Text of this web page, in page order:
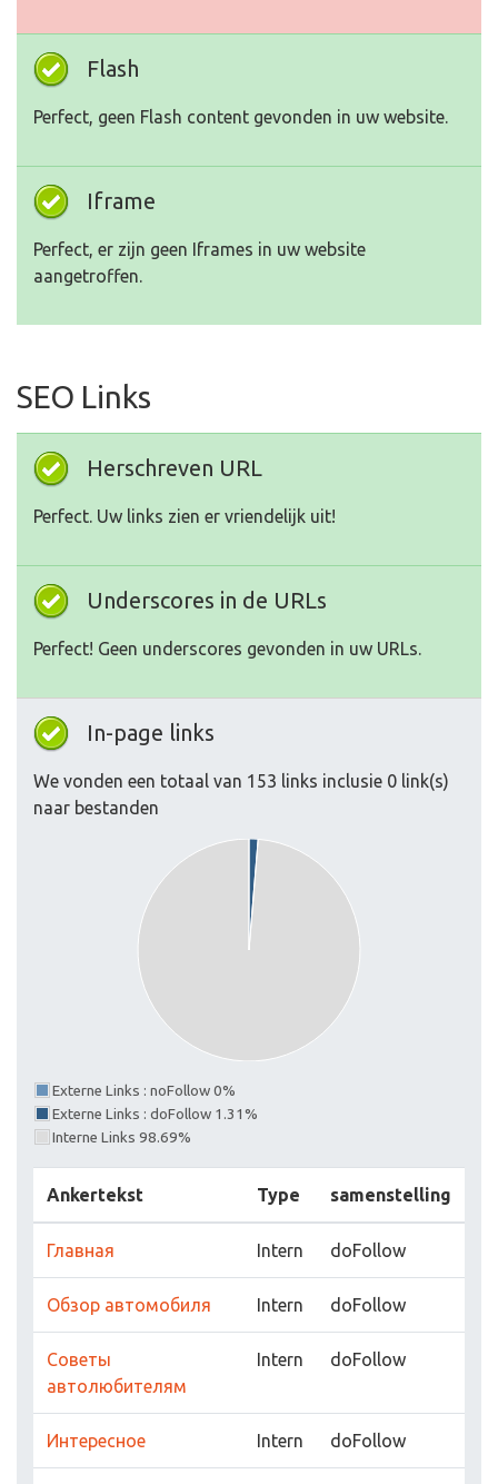
Flash
Perfect, geen Flash content gevonden in uw website.
Iframe
Perfect, er zijn geen Iframes in uw website
aangetroffen.
SEO Links
Herschreven URL
Perfect. Uw links zien er vriendelijk uit!
Underscores in de URLs
Perfect! Geen underscores gevonden in uw URLs.
In-page links
We vonden een totaal van 153 links inclusie 0 link(s)
naar bestanden
Externe Links : noFollow 0%
Externe Links : doFollow 1.31%
Interne Links 98.69%
Ankertekst Type samenstelling
Главная Intern doFollow
Обзор автомобиля Intern doFollow
Советы
автолюбителям
Intern doFollow
Интересное Intern doFollow